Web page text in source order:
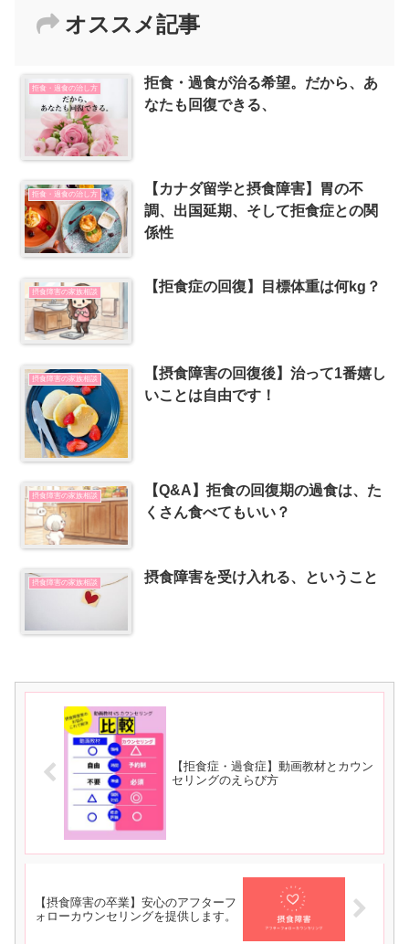
オススメ記事
拒食・過食の治し方
拒食・過食が治る希望。だから、あ
なたも回復できる、
拒食・過食の治し方
【カナダ留学と摂食障害】胃の不
調、出国延期、そして拒食症との関
係性
摂食障害の家族相談 【拒食症の回復】目標体重は何kg？
摂食障害の家族相談
【摂食障害の回復後】治って1番嬉し
いことは自由です！
摂食障害の家族相談
【Q&A】拒食の回復期の過食は、た
くさん食べてもいい？
摂食障害の家族相談 摂食障害を受け入れる、ということ
【拒食症・過食症】動画教材とカウン
セリングのえらび方
【摂食障害の卒業】安心のアフターフ
ォローカウンセリングを提供します。